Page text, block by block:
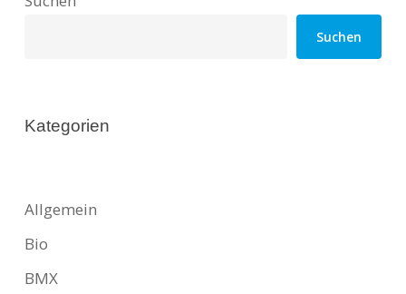
Suchen
Kategorien
Allgemein
Bio
BMX